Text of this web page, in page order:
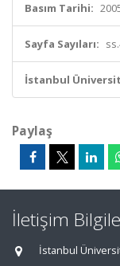
Basım Tarihi:
Sayfa Sayıları:
İstanbul
Paylaş
İletişim
İstanbul